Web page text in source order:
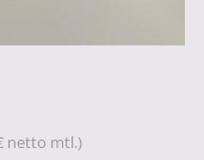
netto mtl.)